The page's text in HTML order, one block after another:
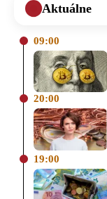
Aktuálne
09:00
20:00
19:00